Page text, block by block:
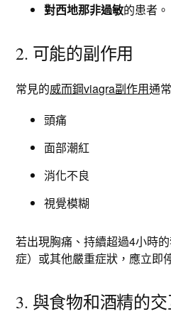
對西地那非過敏的患者。
2. 可能的副作用
常見的威而鋼viagra副作用通
頭痛
面部潮紅
消化不良
視覺模糊
若出現胸痛、持續超過4小時
症）或其他嚴重症狀，應立即
3. 與食物和酒精的